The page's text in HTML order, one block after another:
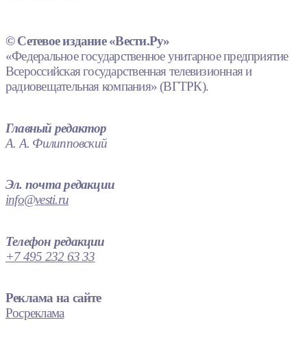
© Сетевое издание «Вести.Ру»
«Федеральное государственное унитарное предприятие
Всероссийская государственная телевизионная и
радиовещательная компания» (ВГТРК).
Главный редактор
А. А. Филипповский
Эл. почта редакции
info@vesti.ru
Телефон редакции
+7 495 232 63 33
Реклама на сайте
Росреклама